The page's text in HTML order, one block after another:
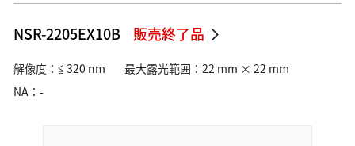
NSR-2205EX10B 販売終了品
解像度：≦ 320 nm
最大露光範囲：22 mm × 22 mm
NA：-